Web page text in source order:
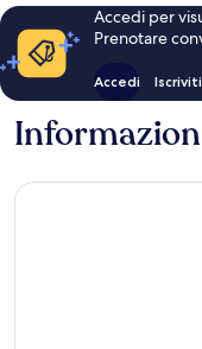
Accedi per
Prenotare
Accedi